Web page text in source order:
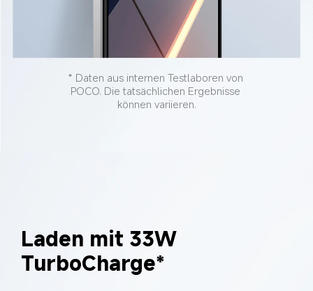
* Daten aus internen Testlaboren von
POCO. Die tatsächlichen Ergebnisse
können variieren.
Laden mit 33W
TurboCharge*